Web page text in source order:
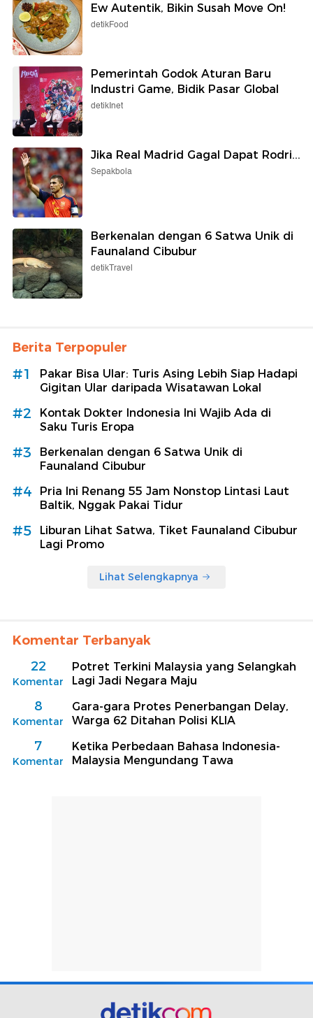
Ew Autentik, Bikin Susah Move On!
detikFood
Pemerintah Godok Aturan Baru
Industri Game, Bidik Pasar Global
detikInet
Jika Real Madrid Gagal Dapat Rodri...
Sepakbola
Berkenalan dengan 6 Satwa Unik di
Faunaland Cibubur
detikTravel
Berita Terpopuler
#1
Pakar Bisa Ular: Turis Asing Lebih Siap Hadapi
Gigitan Ular daripada Wisatawan Lokal
#2
Kontak Dokter Indonesia Ini Wajib Ada di
Saku Turis Eropa
#3
Berkenalan dengan 6 Satwa Unik di
Faunaland Cibubur
#4
Pria Ini Renang 55 Jam Nonstop Lintasi Laut
Baltik, Nggak Pakai Tidur
#5
Liburan Lihat Satwa, Tiket Faunaland Cibubur
Lagi Promo
Lihat Selengkapnya
Komentar Terbanyak
22
Komentar
Potret Terkini Malaysia yang Selangkah
Lagi Jadi Negara Maju
8
Komentar
Gara-gara Protes Penerbangan Delay,
Warga 62 Ditahan Polisi KLIA
7
Komentar
Ketika Perbedaan Bahasa Indonesia-
Malaysia Mengundang Tawa